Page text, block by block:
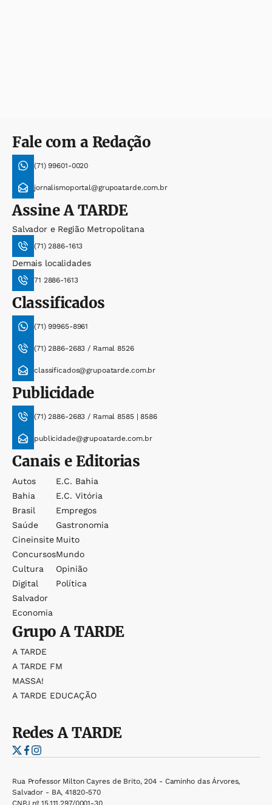
Fale com a Redação
(71) 99601-0020
jornalismoportal@grupoatarde.com.br
AssineA TARDE
Salvador e Região Metropolitana
(71) 2886-1613
Demais localidades
71 2886-1613
Classificados
(71) 99965-8961
(71) 2886-2683 / Ramal 8526
classificados@grupoatarde.com.br
Publicidade
(71) 2886-2683 / Ramal 8585 | 8586
publicidade@grupoatarde.com.br
Canais e Editorias
Autos
Bahia
Brasil
Saúde
Cineinsite
Concursos
Cultura
Digital
Salvador
Economia
E.c. Bahia
E.c. Vitória
Empregos
Gastronomia
Muito
Mundo
Opinião
Política
GrupoA TARDE
A TARDE
A TARDE FM
MASSA!
A TARDE EDUCAÇÃO
RedesA TARDE
Rua Professor Milton Cayres de Brito, 204 - Caminho das Árvores,
Salvador - BA, 41820-570
CNPJ nº 15.111.297/0001-30